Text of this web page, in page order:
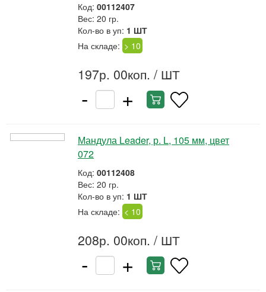
Код: 00112407
Вес: 20 гр.
Кол-во в уп: 1 ШТ
На складе: > 10
197р. 00коп. / ШТ
- +
Мандула Leader, р. L, 105 мм, цвет
072
Код: 00112408
Вес: 20 гр.
Кол-во в уп: 1 ШТ
На складе: < 10
208р. 00коп. / ШТ
- +